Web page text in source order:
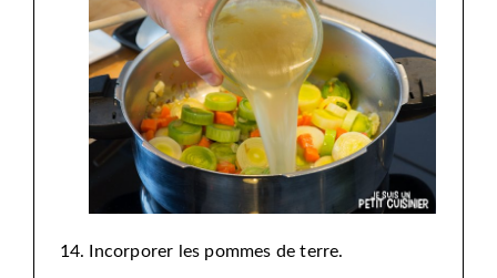
Incorporer les pommes de terre.